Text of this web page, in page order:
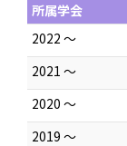
所属学会
2022 ～
2021 ～
2020 ～
2019 ～